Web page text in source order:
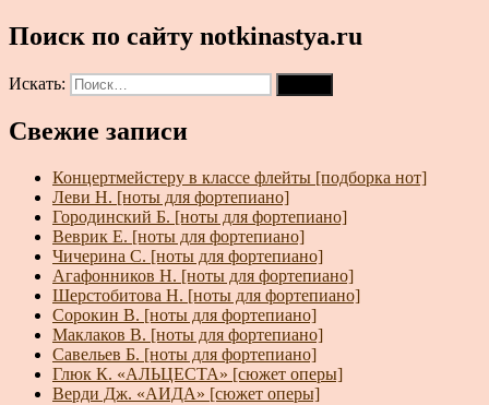
Поиск по сайту notkinastya.ru
Искать:
Свежие записи
Концертмейстеру в классе флейты [подборка нот]
Леви Н. [ноты для фортепиано]
Городинский Б. [ноты для фортепиано]
Веврик Е. [ноты для фортепиано]
Чичерина С. [ноты для фортепиано]
Агафонников Н. [ноты для фортепиано]
Шерстобитова Н. [ноты для фортепиано]
Сорокин В. [ноты для фортепиано]
Маклаков В. [ноты для фортепиано]
Савельев Б. [ноты для фортепиано]
Глюк К. «АЛЬЦЕСТА» [сюжет оперы]
Верди Дж. «АИДА» [сюжет оперы]